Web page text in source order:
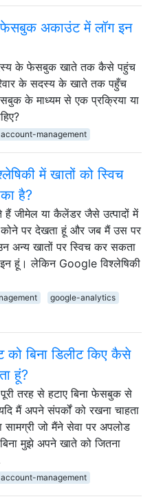
फेसबुक अकाउंट में लॉग इन
के फेसबुक खाते तक कैसे पहुंच
के सदस्य के खाते तक पहुँच
के माध्यम से एक प्रक्रिया या
account-management
में खातों को स्विच
है?
जीमेल या कैलेंडर जैसे उत्पादों में
कोने पर देखता हूं और जब मैं उस पर
अन्य खातों पर स्विच कर सकता
हूं। लेकिन Google विश्लेषिकी
google-analytics
बिना डिलीट किए कैसे
हूं?
तरह से हटाए बिना फेसबुक से
मैं अपने संपर्कों को रखना चाहता
सामग्री जो मैंने सेवा पर अपलोड
मुझे अपने खाते को जितना
account-management